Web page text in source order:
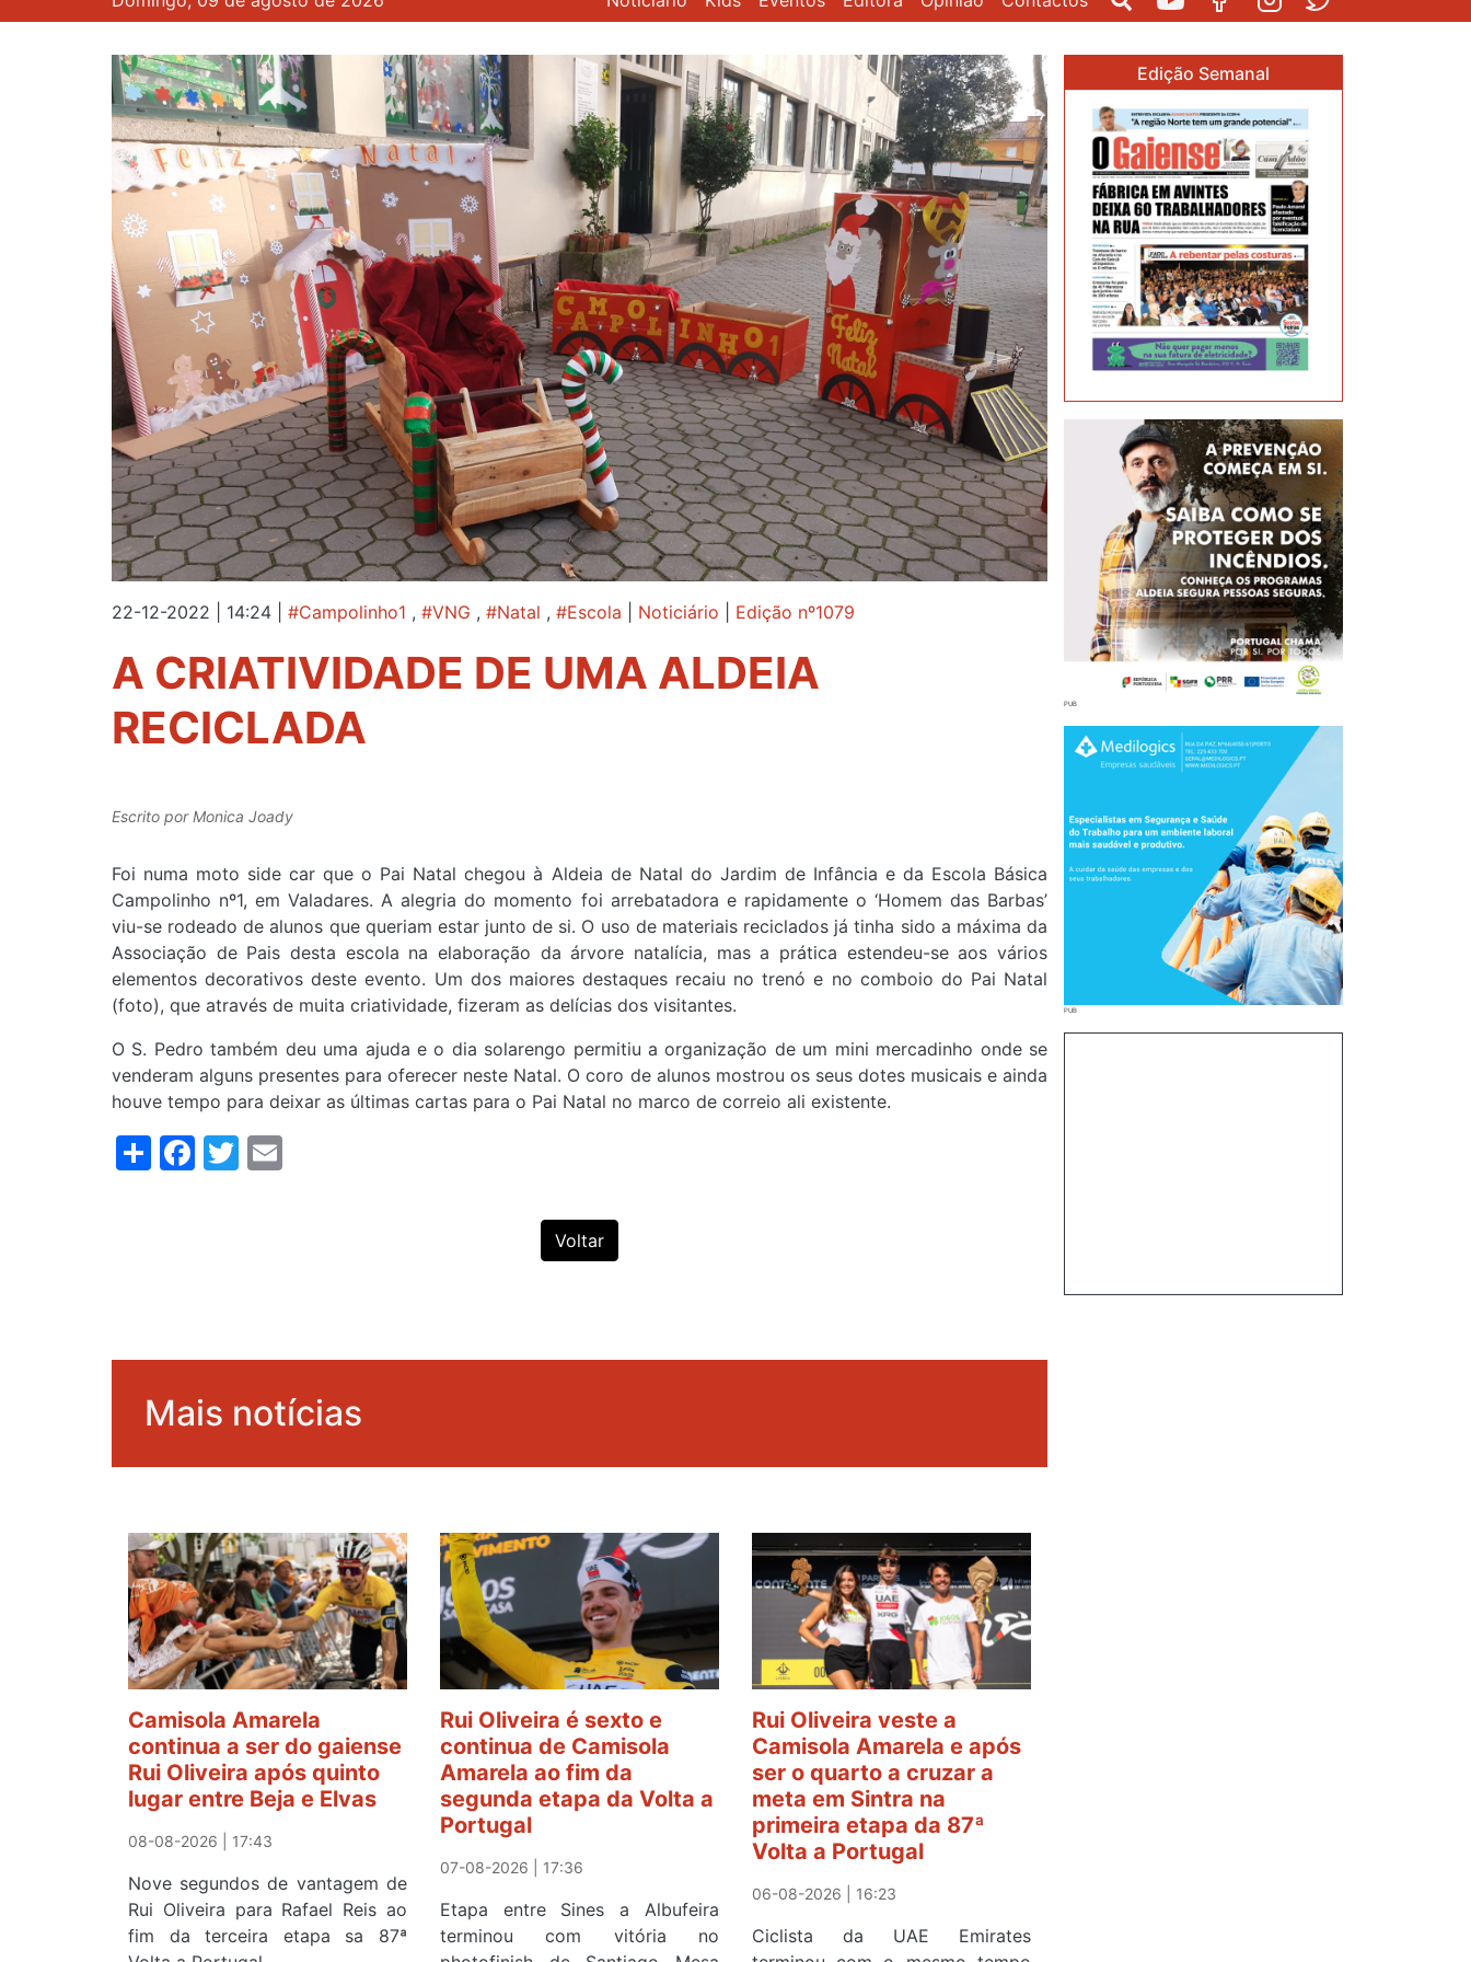
22-12-2022 | 14:24 #Campolinho1 , #VNG , #Natal , #Escola Noticiário Edição nº1079
A CRIATIVIDADE DE UMA ALDEIA
RECICLADA
Escrito porMonica Joady
Foi numa moto side car que o Pai Natal chegou à Aldeia de Natal do Jardim de Infância e da Escola Básica
Campolinho nº1, em Valadares. A alegria do momento foi arrebatadora e rapidamente o ‘Homem das Barbas’
viu-se rodeado de alunos que queriam estar junto de si. O uso de materiais reciclados já tinha sido a máxima da
Associação de Pais desta escola na elaboração da árvore natalícia, mas a prática estendeu-se aos vários
elementos decorativos deste evento. Um dos maiores destaques recaiu no trenó e no comboio do Pai Natal
(foto), que através de muita criatividade, fizeram as delícias dos visitantes.
O S. Pedro também deu uma ajuda e o dia solarengo permitiu a organização de um mini mercadinho onde se
venderam alguns presentes para oferecer neste Natal. O coro de alunos mostrou os seus dotes musicais e ainda
houve tempo para deixar as últimas cartas para o Pai Natal no marco de correio ali existente.
ShareFacebook
Twitter
Voltar
Mais notícias
Camisola Amarela
continua a ser do gaiense
Rui Oliveira após quinto
lugar entre Beja e Elvas
08-08-2026 | 17:43
Nove segundos de vantagem de
Rui Oliveira para Rafael Reis ao
fim da terceira etapa sa 87ª
Rui Oliveira é sexto e
continua de Camisola
Amarela ao fim da
segunda etapa da Volta a
Portugal
07-08-2026 | 17:36
Etapa entre Sines a Albufeira
terminou com vitória no
Rui Oliveira veste a
Camisola Amarela e após
ser o quarto a cruzar a
meta em Sintra na
primeira etapa da 87ª
Volta a Portugal
06-08-2026 | 16:23
Ciclista da UAE Emirates
Edição Semanal